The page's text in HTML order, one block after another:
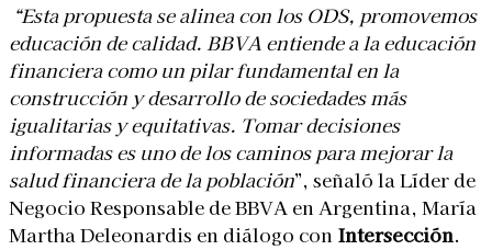
“Esta propuesta se alinea con los ODS, promovemos
educación de calidad. BBVA entiende a la educación
financiera como un pilar fundamental en la
construcción y desarrollo de sociedades más
igualitarias y equitativas. Tomar decisiones
informadas es uno de los caminos para mejorar la
salud financiera de la población”, señaló la Líder de
Negocio Responsable de BBVA en Argentina, María
Martha Deleonardis en diálogo con Intersección.